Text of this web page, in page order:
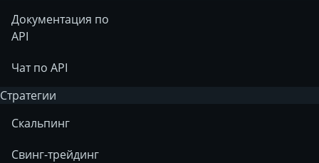
Документация по
API
Чат по API
Стратегии
Скальпинг
Свинг-трейдинг